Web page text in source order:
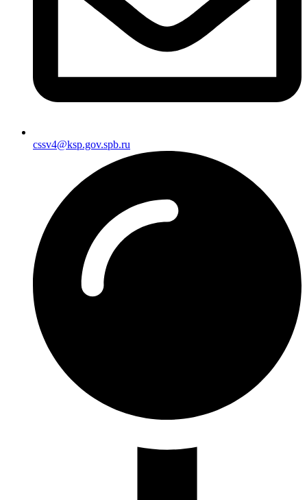
cssv4@ksp.gov.spb.ru